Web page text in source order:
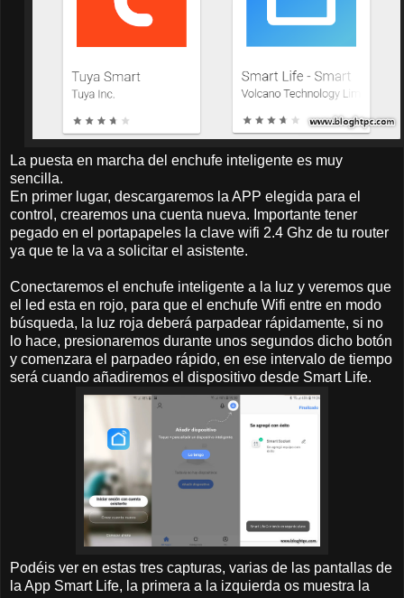
La puesta en marcha del enchufe inteligente es muy
sencilla.
En primer lugar, descargaremos la APP elegida para el
control, crearemos una cuenta nueva. Importante tener
pegado en el portapapeles la clave wifi 2.4 Ghz de tu router
ya que te la va a solicitar el asistente.
Conectaremos el enchufe inteligente a la luz y veremos que
el led esta en rojo, para que el enchufe Wifi entre en modo
búsqueda, la luz roja deberá parpadear rápidamente, si no
lo hace, presionaremos durante unos segundos dicho botón
y comenzara el parpadeo rápido, en ese intervalo de tiempo
será cuando añadiremos el dispositivo desde Smart Life.
Podéis ver en estas tres capturas, varias de las pantallas de
la App Smart Life, la primera a la izquierda os muestra la